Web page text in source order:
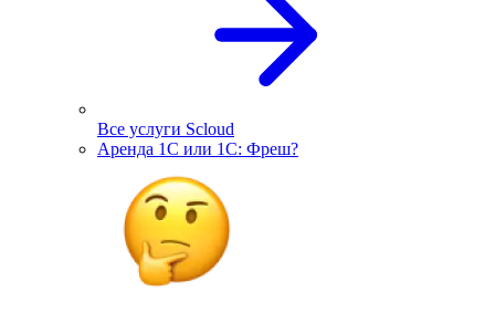
Все услуги Scloud
Аренда 1С или 1С: Фреш?